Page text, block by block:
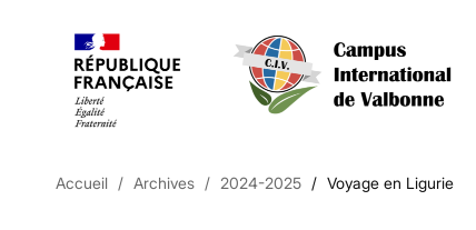
Accueil Archives 2024-2025 Voyage en Ligurie